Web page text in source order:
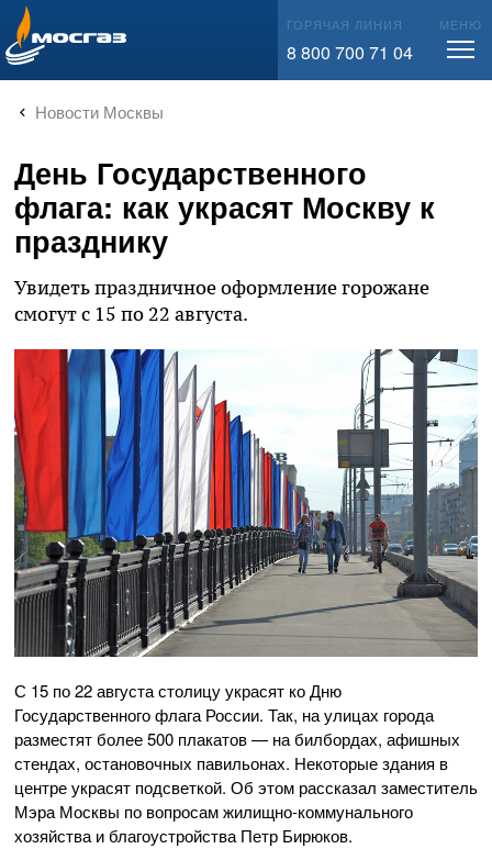
info@mos-gaz.ru ГОРЯЧАЯ ЛИНИЯ
8 800 700 71 04
МЕНЮ
Новости Москвы
День Государственного
флага: как украсят Москву к
празднику
Увидеть праздничное оформление горожане
смогут с 15 по 22 августа.
С 15 по 22 августа столицу украсят ко Дню
Государственного флага России. Так, на улицах города
разместят более 500 плакатов — на билбордах, афишных
стендах, остановочных павильонах. Некоторые здания в
центре украсят подсветкой. Об этом рассказал заместитель
Мэра Москвы по вопросам жилищно-коммунального
хозяйства и благоустройства Петр Бирюков.